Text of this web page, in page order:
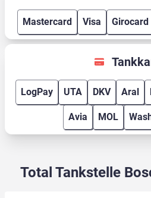
Mastercard Visa Girocard
LogPay UTA DKV Aral
Avia MOL
Total Tankstelle